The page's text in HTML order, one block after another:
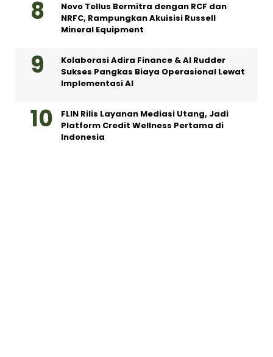
Novo Tellus Bermitra dengan RCF dan
NRFC, Rampungkan Akuisisi Russell
Mineral Equipment
Kolaborasi Adira Finance & AI Rudder
Sukses Pangkas Biaya Operasional Lewat
Implementasi AI
FLIN Rilis Layanan Mediasi Utang, Jadi
Platform Credit Wellness Pertama di
Indonesia